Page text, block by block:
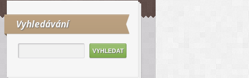
Vyhledávání